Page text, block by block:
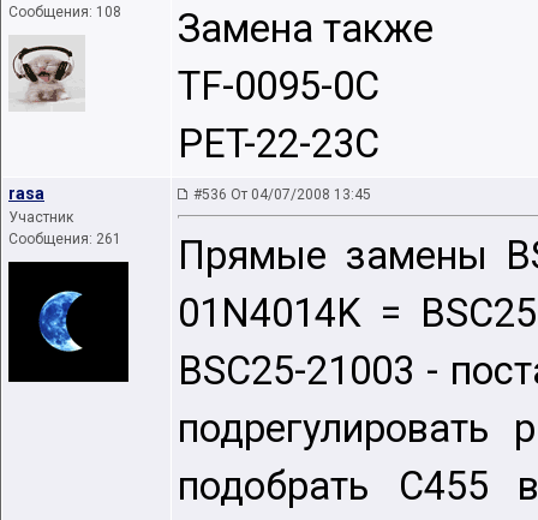
Сообщения: 108
Замена также
TF-0095-0C
PET-22-23C
rasa
Участник
Сообщения: 261
#536 От 04/07/2008 13:45
Прямые замены
01N4014K =
BSC25-21003 -
подобрать С455